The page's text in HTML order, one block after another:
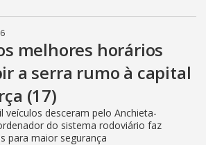
melhores horários
a serra rumo à capital
(17)
veículos desceram pelo Anchieta-
do sistema rodoviário faz
para maior segurança